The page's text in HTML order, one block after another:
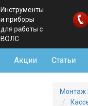
Инструменты
и приборы
для работы с
ВОЛС
Акции Статьи